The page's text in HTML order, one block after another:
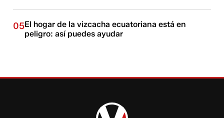
05El hogar de la vizcacha ecuatoriana está en
peligro: así puedes ayudar